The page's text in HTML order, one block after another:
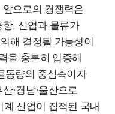
으로의 경쟁력은
, 산업과 물류가
해 결정될 가능성이
을 충분히 입증해
동량의 중심축이자
·경남·울산으로
계 산업이 집적된 국내